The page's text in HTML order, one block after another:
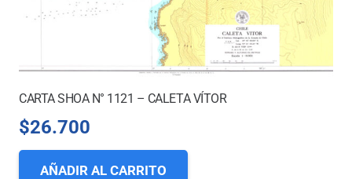
CARTA SHOA N° 1121 – CALETA VÍTOR
$26.700
AÑADIR AL CARRITO